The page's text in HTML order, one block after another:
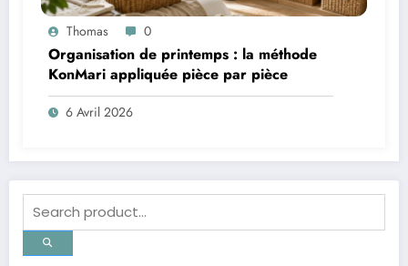
Thomas 0
Organisation de printemps : la méthode
KonMari appliquée pièce par pièce
6 Avril 2026